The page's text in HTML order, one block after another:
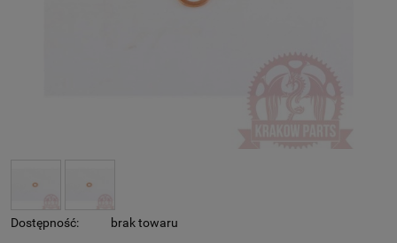
Dostępność: brak towaru